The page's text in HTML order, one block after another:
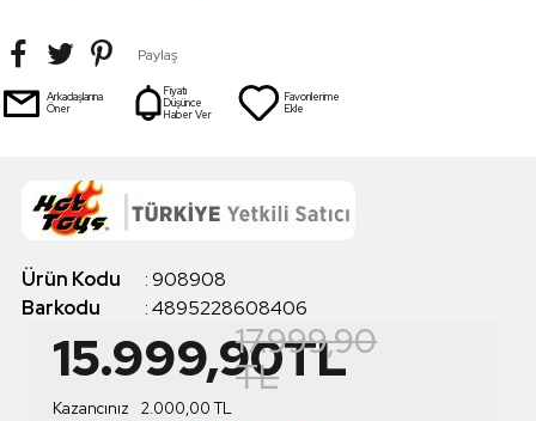
Paylaş
Arkadaşlarına
Öner
Fiyatı
Düşünce
Haber Ver
Favorilerime
Ekle
Ürün Kodu :908908
Barkodu
:4895228608406
15.999,90TL
17.999,90
TL
Kazancınız 2.000,00TL